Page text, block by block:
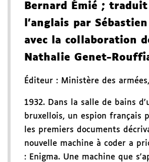
Bernard Émié ; traduit
l'anglais par
avec la collaboration
Nathalie Genet-
Éditeur : Ministère des armées,
1932. Dans la salle de bains
bruxellois, un espion français
les premiers documents
nouvelle machine à coder a
: Enigma. Une machine que